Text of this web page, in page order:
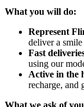
What you will do:
Represent
deliver a
Fast
using our
Active in the
recharge, and
What we ask of